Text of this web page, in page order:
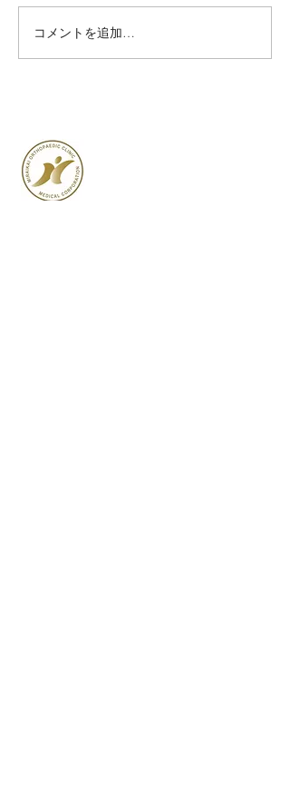
８年の新年診療開始をお知ら
せいたします。 令和8年1月5
コメントを追加…